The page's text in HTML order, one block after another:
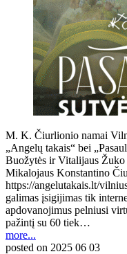
M. K. Čiurlionio namai
„Angelų takais“ bei
Buožytės ir Vitalijaus
Mikalojaus Konstantino
https://angelutakais.lt/
galimas įsigijimas tik
apdovanojimus pelniusi
pažintį su 60 tiek…
more...
posted on 2025 06 03